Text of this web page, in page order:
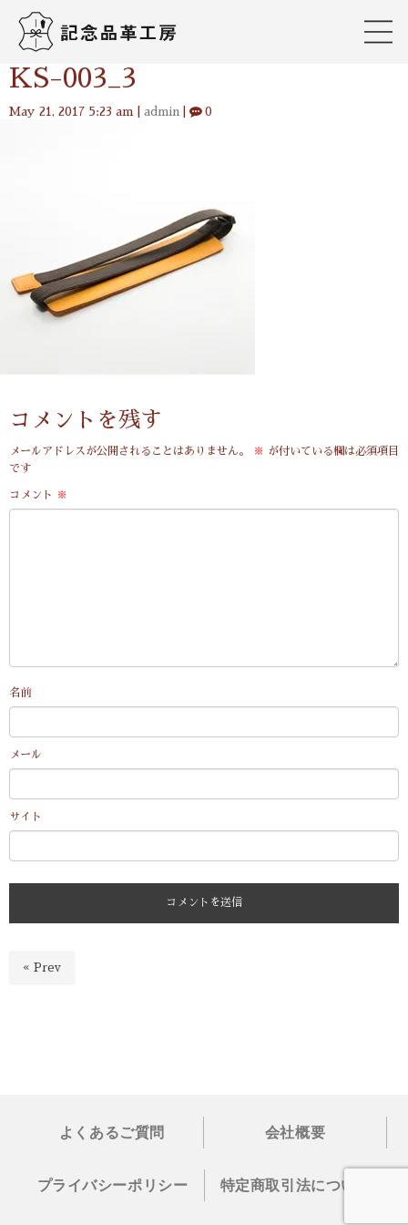
KS-003_3
May 21, 2017 5:23 am admin 0
コメントを残す
メールアドレスが公開されることはありません。 ※ が付いている欄は必須項目
です
コメント ※
名前
メール
サイト
« Prev
よくあるご質問 会社概要
プライバシーポリシー 特定商取引法について